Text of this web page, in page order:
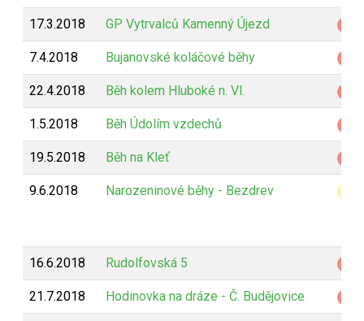
17.3.2018 GP Vytrvalců Kamenný Újezd
7.4.2018 Bujanovské koláčové běhy
22.4.2018 Běh kolem Hluboké n. Vl.
1.5.2018 Běh Údolím vzdechů
19.5.2018 Běh na Kleť
9.6.2018 Narozeninové běhy - Bezdrev
16.6.2018 Rudolfovská 5
21.7.2018 Hodinovka na dráze - Č. Budějovice